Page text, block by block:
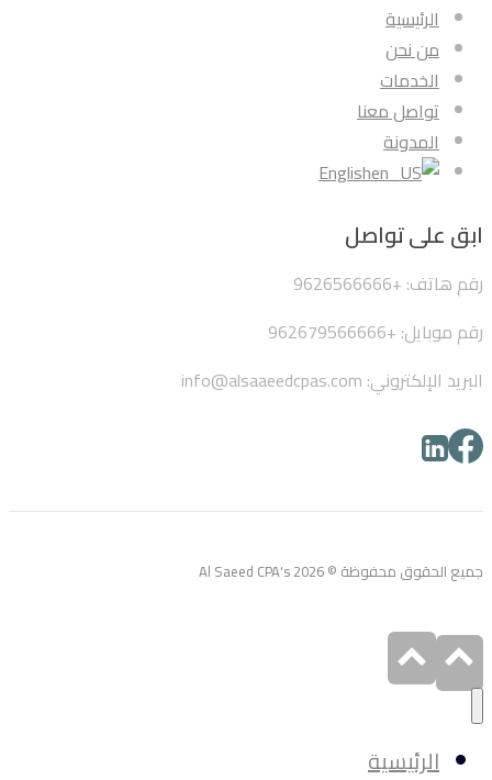
الرئيسية
من نحن
الخدمات
تواصل معنا
المدونة
English
ابق على تواصل
رقم هاتف: +9626566666
رقم موبايل: +962679566666
البريد الإلكتروني: info@alsaaeedcpas.com
جميع الحقوق محفوظة © Al Saeed CPA's 2026
الرئيسية